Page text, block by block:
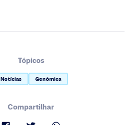
Tópicos
Notícias Genômica
Compartilhar